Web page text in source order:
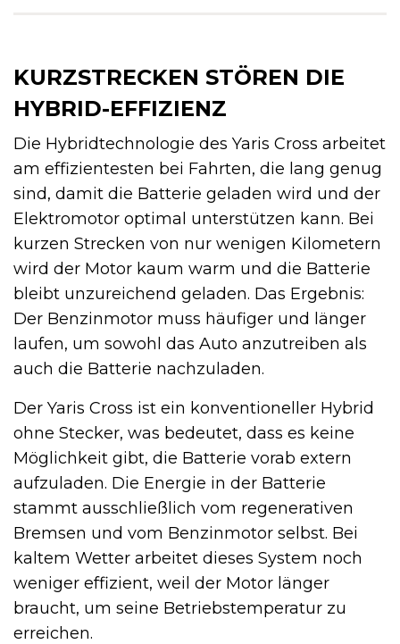
KURZSTRECKEN STÖREN DIE
HYBRID-EFFIZIENZ
Die Hybridtechnologie des Yaris Cross arbeitet
am effizientesten bei Fahrten, die lang genug
sind, damit die Batterie geladen wird und der
Elektromotor optimal unterstützen kann. Bei
kurzen Strecken von nur wenigen Kilometern
wird der Motor kaum warm und die Batterie
bleibt unzureichend geladen. Das Ergebnis:
Der Benzinmotor muss häufiger und länger
laufen, um sowohl das Auto anzutreiben als
auch die Batterie nachzuladen.
Der Yaris Cross ist ein konventioneller Hybrid
ohne Stecker, was bedeutet, dass es keine
Möglichkeit gibt, die Batterie vorab extern
aufzuladen. Die Energie in der Batterie
stammt ausschließlich vom regenerativen
Bremsen und vom Benzinmotor selbst. Bei
kaltem Wetter arbeitet dieses System noch
weniger effizient, weil der Motor länger
braucht, um seine Betriebstemperatur zu
erreichen.